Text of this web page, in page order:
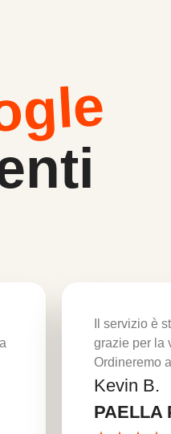
Il servizio è
grazie per la
Ordineremo
Kevin B.
PAELLA